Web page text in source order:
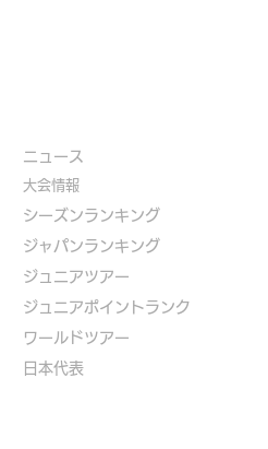
​ニュース
大会情報
シーズンランキング
ジャパンランキング
ジュニアツアー
ジュニアポイントランク
​ワールドツアー
​​日本代表